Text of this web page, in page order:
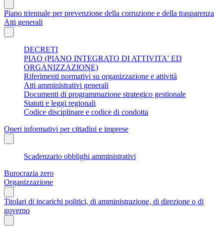
Piano triennale per prevenzione della corruzione e della trasparenza
Atti generali
DECRETI
PIAO (PIANO INTEGRATO DI ATTIVITA' ED
ORGANIZZAZIONE)
Riferimenti normativi su organizzazione e attività
Atti amministrativi generali
Documenti di programmazione strategico gestionale
Statuti e leggi regionali
Codice disciplinare e codice di condotta
Oneri informativi per cittadini e imprese
Scadenzario obblighi amministrativi
Burocrazia zero
Organizzazione
Titolari di incarichi politici, di amministrazione, di direzione o di
governo